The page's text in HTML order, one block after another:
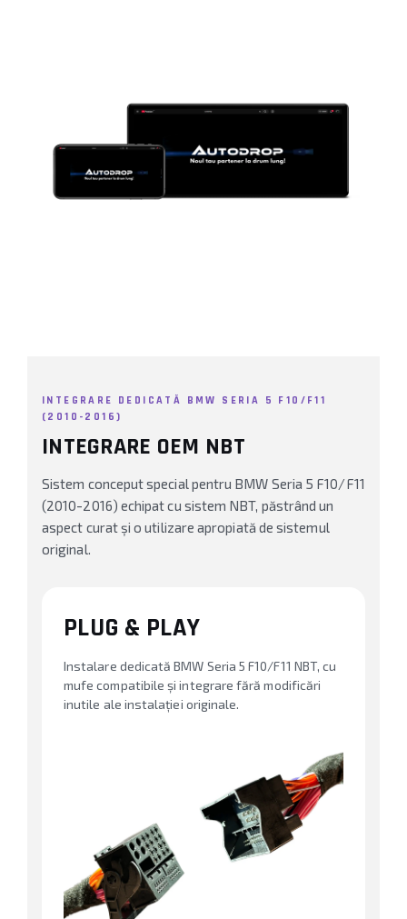
INTEGRARE DEDICATĂ BMW SERIA 5 F10/F11
(2010-2016)
INTEGRARE OEM NBT
Sistem conceput special pentru BMW Seria 5 F10/F11
(2010-2016) echipat cu sistem NBT, păstrând un
aspect curat și o utilizare apropiată de sistemul
original.
PLUG & PLAY
Instalare dedicată BMW Seria 5 F10/F11 NBT, cu
mufe compatibile și integrare fără modificări
inutile ale instalației originale.